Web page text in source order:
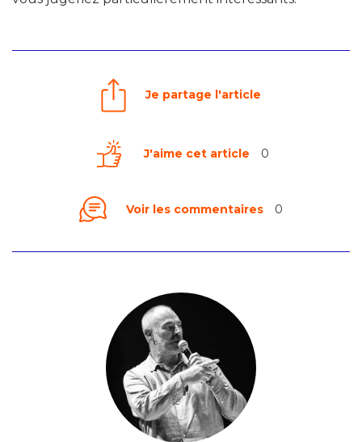
Je partage l'article
J'aime cet article 0
Voir les commentaires 0